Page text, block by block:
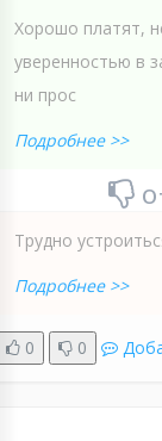
Хорошо платят,
уверенностью в
ни прос
Подробнее >>
Трудно
Подробнее >>
0 0